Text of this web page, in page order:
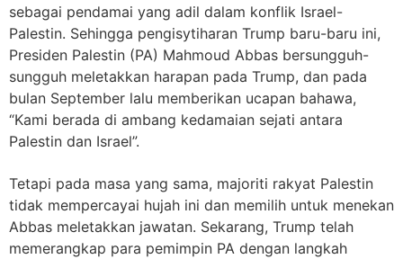
sebagai pendamai yang adil dalam konflik Israel-
Palestin. Sehingga pengisytiharan Trump baru-baru ini,
Presiden Palestin (PA) Mahmoud Abbas bersungguh-
sungguh meletakkan harapan pada Trump, dan pada
bulan September lalu memberikan ucapan bahawa,
“Kami berada di ambang kedamaian sejati antara
Palestin dan Israel”.
Tetapi pada masa yang sama, majoriti rakyat Palestin
tidak mempercayai hujah ini dan memilih untuk menekan
Abbas meletakkan jawatan. Sekarang, Trump telah
memerangkap para pemimpin PA dengan langkah